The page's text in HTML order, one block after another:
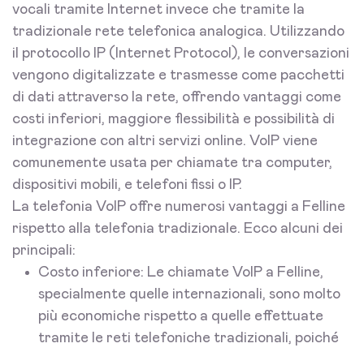
vocali tramite Internet invece che tramite la
tradizionale rete telefonica analogica. Utilizzando
il protocollo IP (Internet Protocol), le conversazioni
vengono digitalizzate e trasmesse come pacchetti
di dati attraverso la rete, offrendo vantaggi come
costi inferiori, maggiore flessibilità e possibilità di
integrazione con altri servizi online. VoIP viene
comunemente usata per chiamate tra computer,
dispositivi mobili, e telefoni fissi o IP.
La telefonia VoIP offre numerosi vantaggi a Felline
rispetto alla telefonia tradizionale. Ecco alcuni dei
principali:
Costo inferiore: Le chiamate VoIP a Felline,
specialmente quelle internazionali, sono molto
più economiche rispetto a quelle effettuate
tramite le reti telefoniche tradizionali, poiché